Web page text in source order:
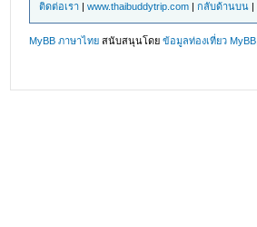
ติดต่อเรา |www.thaibuddytrip.com |กลับด้านบน |
MyBB ภาษาไทย สนับสนุนโดยข้อมูลท่องเที่ยว MyBB